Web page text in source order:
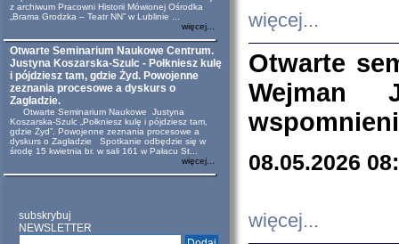
z archiwum Pracowni Historii Mówionej Ośrodka
„Brama Grodzka – Teatr NN” w Lublinie ...
więcej...
Otwarte Seminarium Naukowe Centrum.
Justyna Koszarska-Szulc - Połkniesz kulę
i pójdziesz tam, gdzie Żyd. Powojenne
zeznania procesowe a dyskurs o
Zagładzie.
Otwarte Seminarium Naukowe Justyna
Koszarska-Szulc „Połkniesz kulę i pójdziesz tam,
gdzie Żyd”. Powojenne zeznania procesowe a
dyskurs o Zagładzie Spotkanie odbędzie się w
środę 15 kwietnia br. w sali 161 w Pałacu St...
więcej...
subskrybuj
NEWSLETTER
więcej...
Otwarte
Wejman
08.05.2026
więcej...